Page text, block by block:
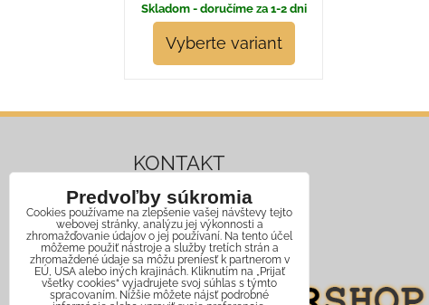
Skladom - doručíme za 1-2 dni
Vyberte variant
KONTAKT
Mobil: +421 911 466 006
Email: info@jagershop.sk
Predvoľby súkromia
Cookies používame na zlepšenie vašej návštevy tejto
webovej stránky, analýzu jej výkonnosti a
zhromažďovanie údajov o jej používaní. Na tento účel
môžeme použiť nástroje a služby tretích strán a
zhromaždené údaje sa môžu preniesť k partnerom v
EÚ, USA alebo iných krajinách. Kliknutím na „Prijať
všetky cookies“ vyjadrujete svoj súhlas s týmto
spracovaním. Nižšie môžete nájsť podrobné